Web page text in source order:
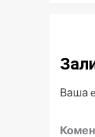
Ваша